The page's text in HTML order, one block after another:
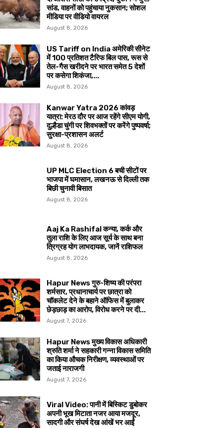
सांड, वाहनों को पहुंचाया नुकसान; सोशल
मीडिया पर वीडियो वायरल
August 8, 2026
US Tariff on India अमेरिकी सीनेट
में 100 प्रतिशत टैरिफ बिल पास, रूस से
तेल-गैस खरीदने पर भारत समेत 5 देशों
पर कसेगा शिकंजा,...
August 8, 2026
Kanwar Yatra 2026 कांवड़
यात्रा: मेरठ दौर पर आज रहेंगे सीएम योगी,
दुल्हैडा चुंगी पर शिवभक्तों पर करेंगे पुष्पवर्षा;
सुरक्षा-प्रशासन अलर्ट
August 8, 2026
UP MLC Election 6 बची सीटों पर
भाजपा में घमासान, लखनऊ से दिल्ली तक
बिछी चुनावी बिसात
August 8, 2026
Aaj Ka Rashifal कन्या, कर्क और
तुला राशि के लिए आज सूर्य के साथ बना
त्रिग्रह योग लाभदायक, जानें राशिफल
August 8, 2026
Hapur News गुरु-शिष्य की परंपरा
शर्मसार, प्रधानाचार्य पर छात्रा को
चॉकलेट देने के बहाने ऑफिस में बुलाकर
छेड़छाड़ का आरोप, विरोध करने पर दी...
August 7, 2026
Hapur News मुख्य विकास अधिकारी
श्रुति शर्मा ने सहकारी गन्ना विकास समिति
का किया औचक निरीक्षण, व्यवस्थाओं पर
जताई नाराजगी
August 7, 2026
Viral Video: पानी में बिस्किट डुबोकर
अपनी भूख मिटाता नजर आया मजदूर,
सादगी और संघर्ष देख आंखें भर आईं